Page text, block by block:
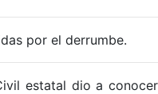
por el derrumbe.
estatal dio a